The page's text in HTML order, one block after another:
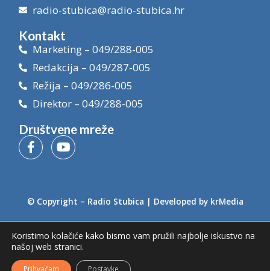
radio-stubica@radio-stubica.hr
Kontakt
Marketing – 049/288-005
Redakcija – 049/287-005
Režija – 049/286-005
Direktor – 049/288-005
Društvene mreže
© Copyright – Radio Stubica | Developed by krMedia
Koristimo kolačiće kako bismo vam pružili najbolje iskustvo na
našoj web stranici.
Prihvaćam Postavke